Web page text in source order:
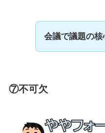
会議で議題の核
⑦不可欠